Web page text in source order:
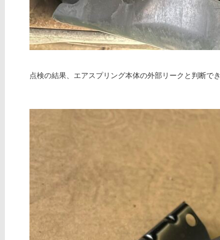
点検の結果、エアスプリング本体の外部リークと判断で